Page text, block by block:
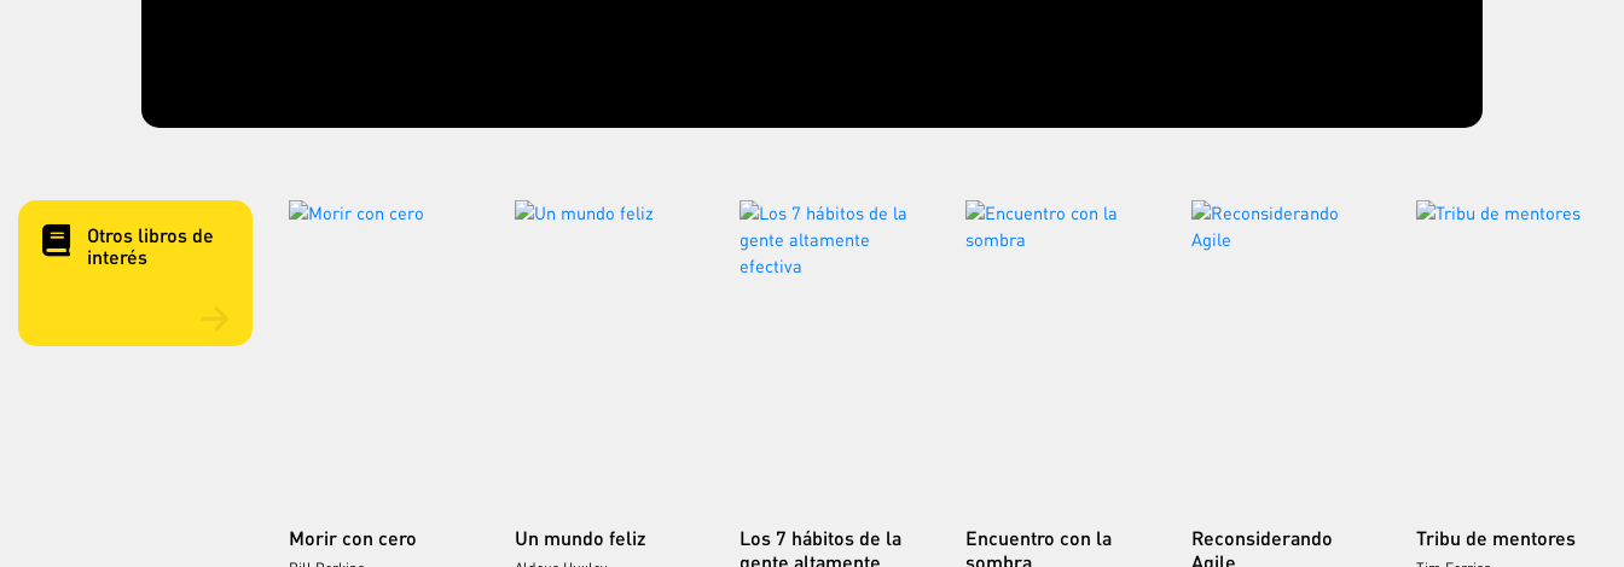
Otros libros de
interés
Morir con cero Un mundo feliz
Los 7 hábitos de la
gente altamente
Encuentro con la
sombra
Reconsiderando
Agile
Tribu de mentores